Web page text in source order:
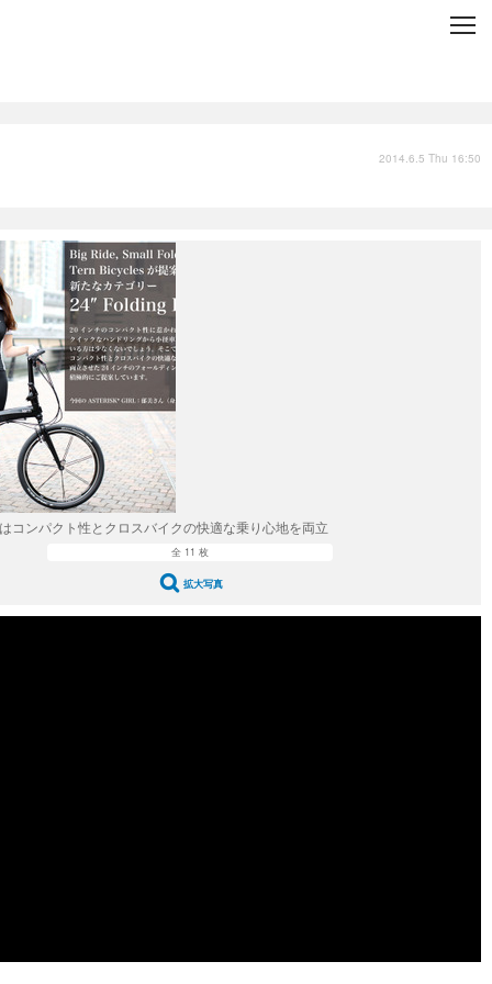
C
まとめ
写真
スポーツ
文化
出版／映画
政治
2014.6.5 Thu 16:50
コンパクト性とクロスバイクの快適な乗り心地を両立
全 11 枚
拡大写真